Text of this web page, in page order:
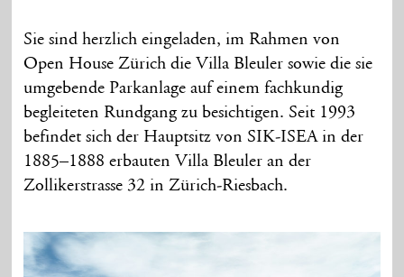
Sie sind herzlich eingeladen, im Rahmen von
Open House Zürich die Villa Bleuler sowie die sie
umgebende Parkanlage auf einem fachkundig
begleiteten Rundgang zu besichtigen. Seit 1993
befindet sich der Hauptsitz von SIK-ISEA in der
1885–1888 erbauten Villa Bleuler an der
Zollikerstrasse 32 in Zürich-Riesbach.